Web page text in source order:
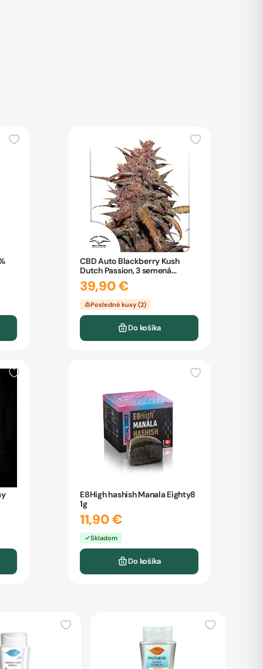
CBD Auto Blackberry Kush
Dutch Passion, 3 semená
konope
39,90 €
Posledné kusy (2)
Do košíka
E8High hashish Manala Eighty8
1g
11,90 €
Skladom
Do košíka